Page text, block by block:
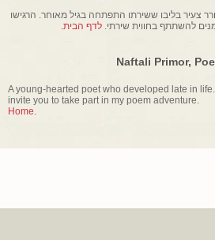
בליבו ששירתו התפתחה בגיל מאוחר. הרגישו
להשתתף בחווית שירתי.לדף הבית.
Naftali Primor,
A young-hearted poet who developed late in
invite you to take part in my poem adventure.
Home.